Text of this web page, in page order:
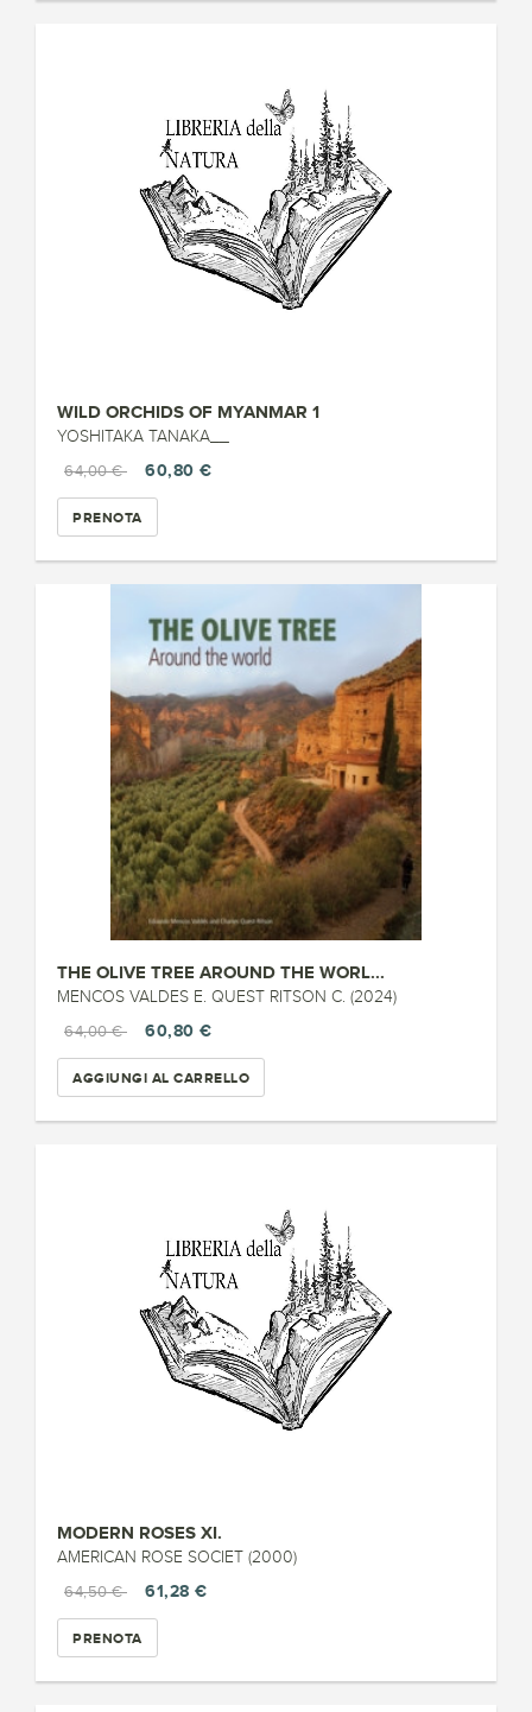
WILD ORCHIDS OF MYANMAR 1
YOSHITAKA TANAKA__
64,00 €
60,80 €
PRENOTA
THE OLIVE TREE AROUND THE WORL...
MENCOS VALDES E. QUEST RITSON C. (2024)
64,00 €
60,80 €
AGGIUNGI AL CARRELLO
MODERN ROSES XI.
AMERICAN ROSE SOCIET (2000)
64,50 €
61,28 €
PRENOTA